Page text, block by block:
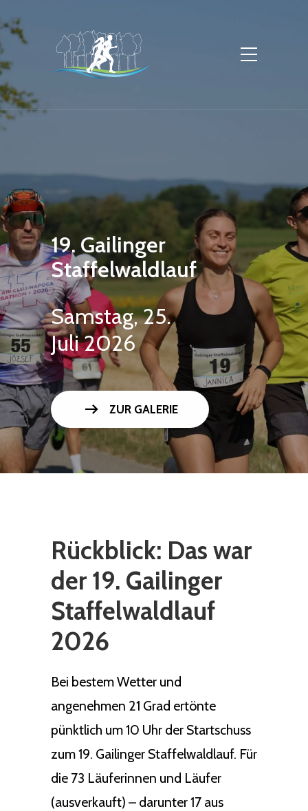
19. Gailinger
Staffelwaldlauf
Samstag, 25.
Juli 2026
arrow_right_alt ZUR GALERIE
Rückblick: Das war
der 19. Gailinger
Staffelwaldlauf
2026
Bei bestem Wetter und
angenehmen 21 Grad ertönte
pünktlich um 10 Uhr der Startschuss
zum 19. Gailinger Staffelwaldlauf. Für
die 73 Läuferinnen und Läufer
(ausverkauft) – darunter 17 aus